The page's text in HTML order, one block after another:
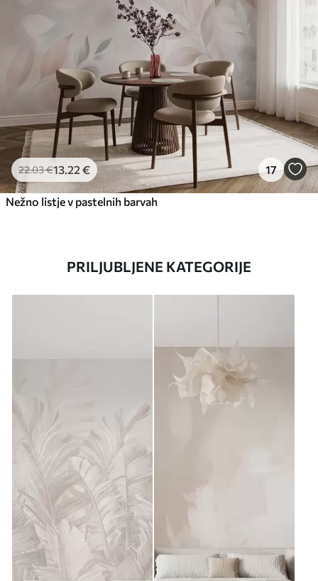
22.03€13 .22 € 17
Nežno listje v pastelnih barvah
PRILJUBLJENE KATEGORIJE